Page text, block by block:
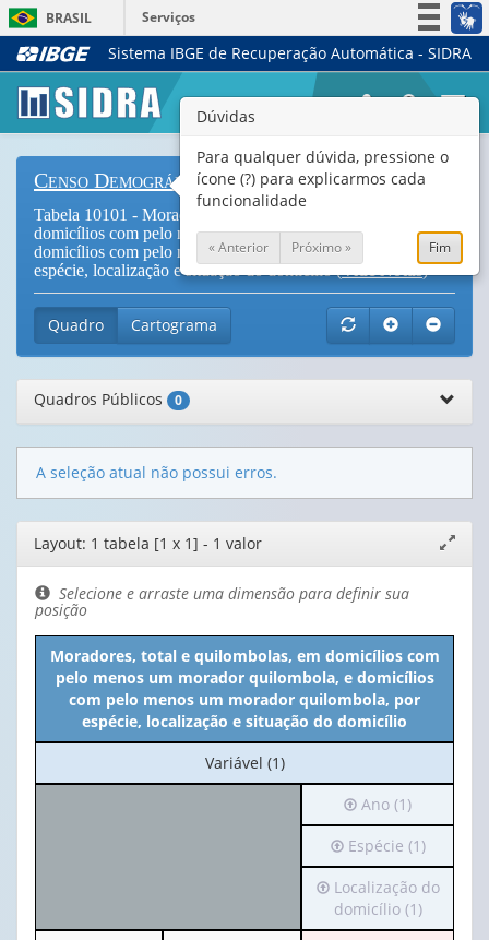
BRASIL
Serviços
Simplifique!
Legislação
Canais
Sistema IBGE de Recuperação Automática - SIDRA
Censo Demográfico
Tabela 10101 - Moradores, total e quilombolas, em
domicílios com pelo menos um morador quilombola, e
domicílios com pelo menos um morador quilombola, por
espécie, localização e situação do domicílio (Vide Notas)
Quadro Cartograma
Quadros Públicos 0
A seleção atual não possui erros.
Editor
de
layout
janela
Layout: 1 tabela [1 x 1] - 1 valor
Selecione e arraste uma dimensão para definir sua
posição
Moradores, total e quilombolas, em domicílios com
pelo menos um morador quilombola, e domicílios
com pelo menos um morador quilombola, por
espécie, localização e situação do domicílio
No
cabeçalho:
Variável (1)
Irá
para
o
cabeçalho
(possui
apenas
1
Ano (1)
Irá
para
o
cabeçalho
(possui
Espécie (1)
Irá
para
o
Localização do
domicílio (1)
Dúvidas
Para qualquer dúvida, pressione o
ícone (?) para explicarmos cada
funcionalidade
« Anterior Próximo » Fim